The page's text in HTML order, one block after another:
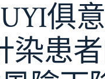
俱
染患